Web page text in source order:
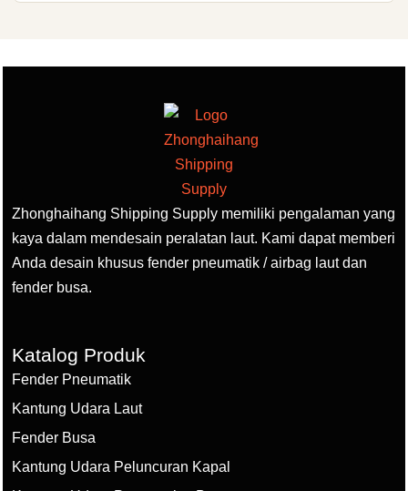
Zhonghaihang Shipping Supply memiliki pengalaman yang
kaya dalam mendesain peralatan laut. Kami dapat memberi
Anda desain khusus fender pneumatik / airbag laut dan
fender busa.
Katalog Produk
Fender Pneumatik
Kantung Udara Laut
Fender Busa
Kantung Udara Peluncuran Kapal